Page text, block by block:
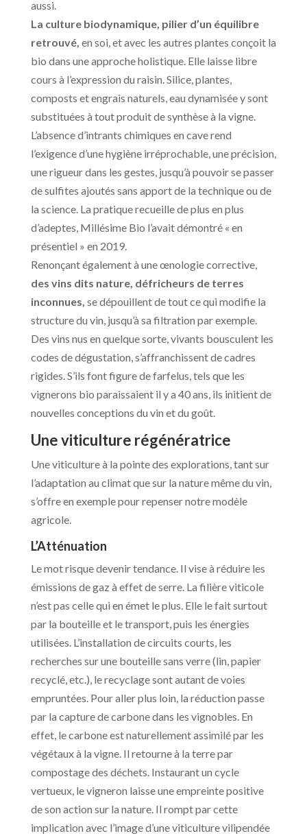
aussi.
La culture biodynamique, pilier d’un équilibre
retrouvé, en soi, et avec les autres plantes conçoit la
bio dans une approche holistique. Elle laisse libre
cours à l’expression du raisin. Silice, plantes,
composts et engrais naturels, eau dynamisée y sont
substituées à tout produit de synthèse à la vigne.
L’absence d’intrants chimiques en cave rend
l’exigence d’une hygiène irréprochable, une précision,
une rigueur dans les gestes, jusqu’à pouvoir se passer
de sulfites ajoutés sans apport de la technique ou de
la science. La pratique recueille de plus en plus
d’adeptes, Millésime Bio l’avait démontré « en
présentiel » en 2019.
Renonçant également à une œnologie corrective,
des vins dits nature, défricheurs de terres
inconnues, se dépouillent de tout ce qui modifie la
structure du vin, jusqu’à sa filtration par exemple.
Des vins nus en quelque sorte, vivants bousculent les
codes de dégustation, s’affranchissent de cadres
rigides. S’ils font figure de farfelus, tels que les
vignerons bio paraissaient il y a 40 ans, ils initient de
nouvelles conceptions du vin et du goût.
Une viticulture régénératrice
Une viticulture à la pointe des explorations, tant sur
l’adaptation au climat que sur la nature même du vin,
s’offre en exemple pour repenser notre modèle
agricole.
L’Atténuation
Le mot risque devenir tendance. Il vise à réduire les
émissions de gaz à effet de serre. La filière viticole
n’est pas celle qui en émet le plus. Elle le fait surtout
par la bouteille et le transport, puis les énergies
utilisées. L’installation de circuits courts, les
recherches sur une bouteille sans verre (lin, papier
recyclé, etc.), le recyclage sont autant de voies
empruntées. Pour aller plus loin, la réduction passe
par la capture de carbone dans les vignobles. En
effet, le carbone est naturellement assimilé par les
végétaux à la vigne. Il retourne à la terre par
compostage des déchets. Instaurant un cycle
vertueux, le vigneron laisse une empreinte positive
de son action sur la nature. Il rompt par cette
implication avec l’image d’une viticulture vilipendée